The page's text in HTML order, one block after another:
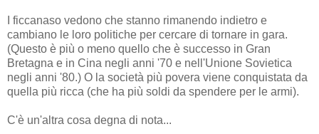
I ficcanaso vedono che stanno rimanendo indietro e
cambiano le loro politiche per cercare di tornare in gara.
(Questo è più o meno quello che è successo in Gran
Bretagna e in Cina negli anni '70 e nell'Unione Sovietica
negli anni '80.) O la società più povera viene conquistata da
quella più ricca (che ha più soldi da spendere per le armi).
C'è un'altra cosa degna di nota...